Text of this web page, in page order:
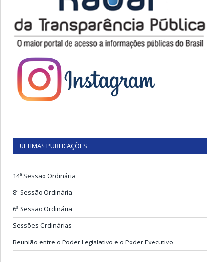
ÚLTIMAS PUBLICAÇÕES
14ª Sessão Ordinária
8ª Sessão Ordinária
6ª Sessão Ordinária
Sessões Ordinárias
Reunião entre o Poder Legislativo e o Poder Executivo